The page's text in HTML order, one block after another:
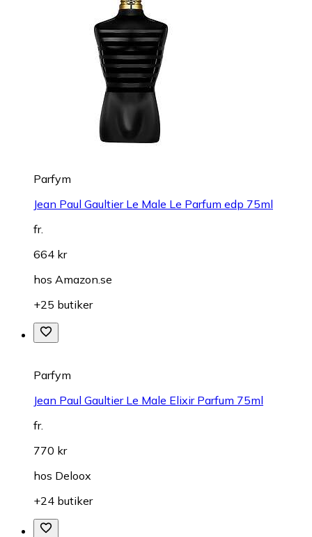
Parfym
Jean Paul Gaultier Le Male Le Parfum edp 75ml
fr.
664 kr
hos Amazon.se
+25 butiker
Parfym
Jean Paul Gaultier Le Male Elixir Parfum 75ml
fr.
770 kr
hos Deloox
+24 butiker